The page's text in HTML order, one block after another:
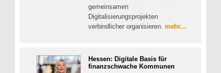
gemeinsamen
Digitalisierungsprojekten
verbindlicher organisieren. mehr...
Hessen: Digitale Basis für
finanzschwache Kommunen